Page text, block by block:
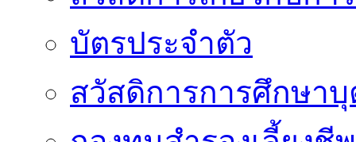
บัตรประจำตัว
สวัสดิการการศึกษาบุ